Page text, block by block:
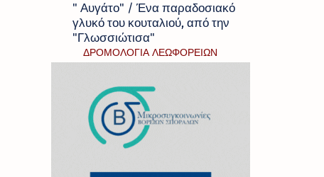
" Αυγάτο" / Ένα παραδοσιακό
γλυκό του κουταλιού, από την
"Γλωσσιώτισα"
ΔΡΟΜΟΛΟΓΙΑ ΛΕΩΦΟΡΕΙΩΝ